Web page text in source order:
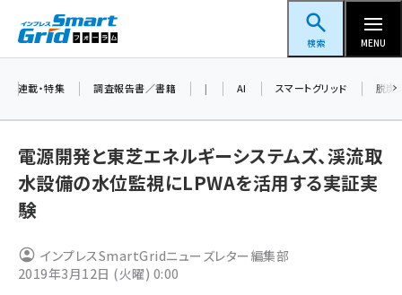
ン
スマートグリッドフォーラム
検索 MENU
ペロブスカイト (345)
連載・特集 調査報告書／書籍 | AI スマートグリッド 脱炭
電源開発と東芝エネルギーシステムズ、渓流取
水設備の水位監視にLPWAを活用する実証実
験
インプレスSmartGridニューズレター編集部
2019年3月12日 (火曜) 0:00